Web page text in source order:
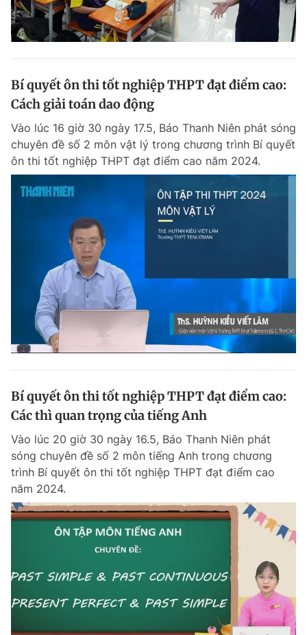
Bí quyết ôn thi tốt nghiệp THPT đạt điểm cao:
Cách giải toán dao động
Vào lúc 16 giờ 30 ngày 17.5, Báo Thanh Niên phát sóng
chuyên đề số 2 môn vật lý trong chương trình Bí quyết
ôn thi tốt nghiệp THPT đạt điểm cao năm 2024.
Bí quyết ôn thi tốt nghiệp THPT đạt điểm cao:
Các thì quan trọng của tiếng Anh
Vào lúc 20 giờ 30 ngày 16.5, Báo Thanh Niên phát
sóng chuyên đề số 2 môn tiếng Anh trong chương
trình Bí quyết ôn thi tốt nghiệp THPT đạt điểm cao
năm 2024.